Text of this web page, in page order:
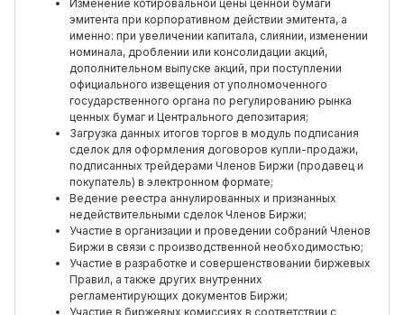
Изменение котировальной цены ценной бумаги
эмитента при корпоративном действии эмитента, а
именно: при увеличении капитала, слиянии, изменении
номинала, дроблении или консолидации акций,
дополнительном выпуске акций, при поступлении
официального извещения от уполномоченного
государственного органа по регулированию рынка
ценных бумаг и Центрального депозитария;
Загрузка данных итогов торгов в модуль подписания
сделок для оформления договоров купли-продажи,
подписанных трейдерами Членов Биржи (продавец и
покупатель) в электронном формате;
Ведение реестра аннулированных и признанных
недействительными сделок Членов Биржи;
Участие в организации и проведении собраний Членов
Биржи в связи с производственной необходимостью;
Участие в разработке и совершенствовании биржевых
Правил, а также других внутренних
регламентирующих документов Биржи;
Участие в биржевых комиссиях в соответствии с